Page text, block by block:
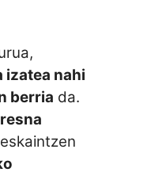
izatea nahi
berria da.
eskaintzen